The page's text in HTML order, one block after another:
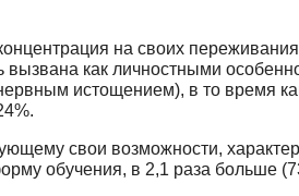
на своих
как личностными
истощением), в то время
свои возможности,
обучения, в 2,1 раза больше